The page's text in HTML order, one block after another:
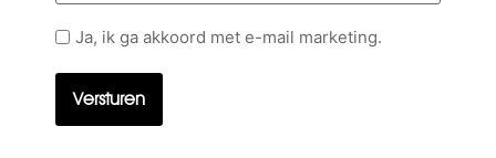
GeenJa, ik ga akkoord met e-mail marketing.